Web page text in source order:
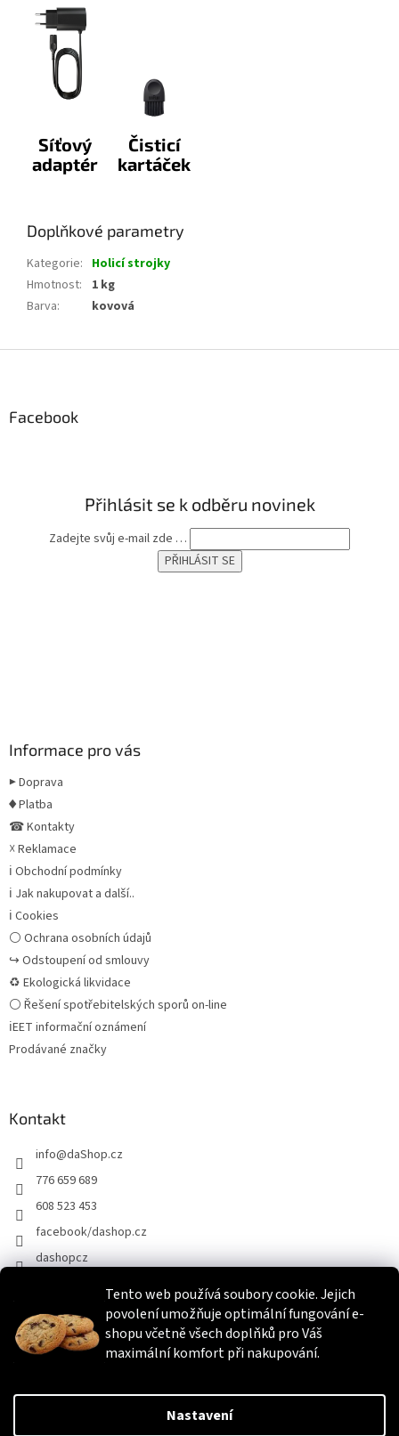
Tento web používá soubory cookie. Jejich
povolení umožňuje optimální fungování e-
shopu včetně všech doplňků pro Váš
maximální komfort při nakupování.
Nastavení
Síťový
adaptér
Čisticí
kartáček
Doplňkové parametry
Kategorie: Holicí strojky
Hmotnost:
1 kg
Barva: kovová
Facebook
Přihlásit se k odběru novinek
Zadejte svůj e-mail zde …
Informace pro vás
▶ Doprava
♦ Platba
☎ Kontakty
☓ Reklamace
ℹ Obchodní podmínky
ℹ Jak nakupovat a další..
ℹ Cookies
⚪ Ochrana osobních údajů
↪ Odstoupení od smlouvy
♻ Ekologická likvidace
⚪ Řešení spotřebitelských sporů on-line
ℹEET informační oznámení
Prodávané značky
Kontakt
info@daShop.cz
776 659 689
608 523 453
facebook/dashop.cz
dashopcz
Heureka.cz Zboží.cz Srovnáme.cz